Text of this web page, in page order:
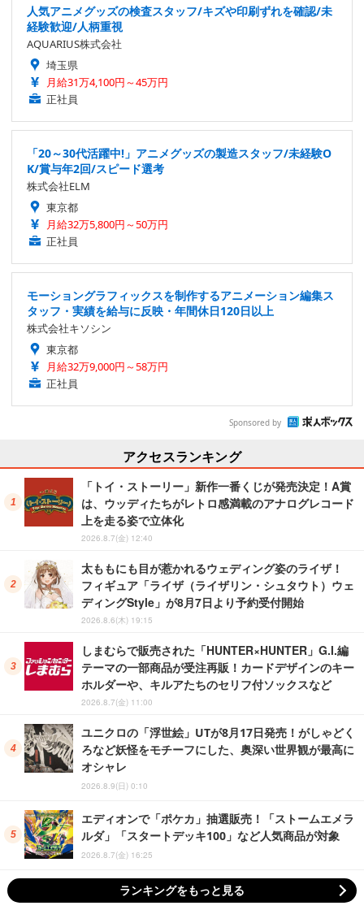
人気アニメグッズの検査スタッフ/キズや印刷ずれを確認/未
経験歓迎/人柄重視
AQUARIUS株式会社
埼玉県
月給31万4,100円～45万円
正社員
「20～30代活躍中!」アニメグッズの製造スタッフ/未経験O
K/賞与年2回/スピード選考
株式会社ELM
東京都
月給32万5,800円～50万円
正社員
モーショングラフィックスを制作するアニメーション編集ス
タッフ・実績を給与に反映・年間休日120日以上
株式会社キソシン
東京都
月給32万9,000円～58万円
正社員
Sponsored by
アクセスランキング
「トイ・ストーリー」新作一番くじが発売決定！A賞
は、ウッディたちがレトロ感満載のアナログレコード
上を走る姿で立体化
2026.8.7(金) 12:40
太ももにも目が惹かれるウェディング姿のライザ！
フィギュア「ライザ（ライザリン・シュタウト）ウェ
ディングStyle」が8月7日より予約受付開始
2026.8.6(木) 19:15
しまむらで販売された「HUNTER×HUNTER」G.I.編
テーマの一部商品が受注再販！カードデザインのキー
ホルダーや、キルアたちのセリフ付ソックスなど
2026.8.7(金) 11:00
ユニクロの「浮世絵」UTが8月17日発売！がしゃどく
ろなど妖怪をモチーフにした、奥深い世界観が最高に
オシャレ
2026.8.9(日) 0:10
エディオンで「ポケカ」抽選販売！「ストームエメラ
ルダ」「スタートデッキ100」など人気商品が対象
2026.8.7(金) 16:25
ランキングをもっと見る